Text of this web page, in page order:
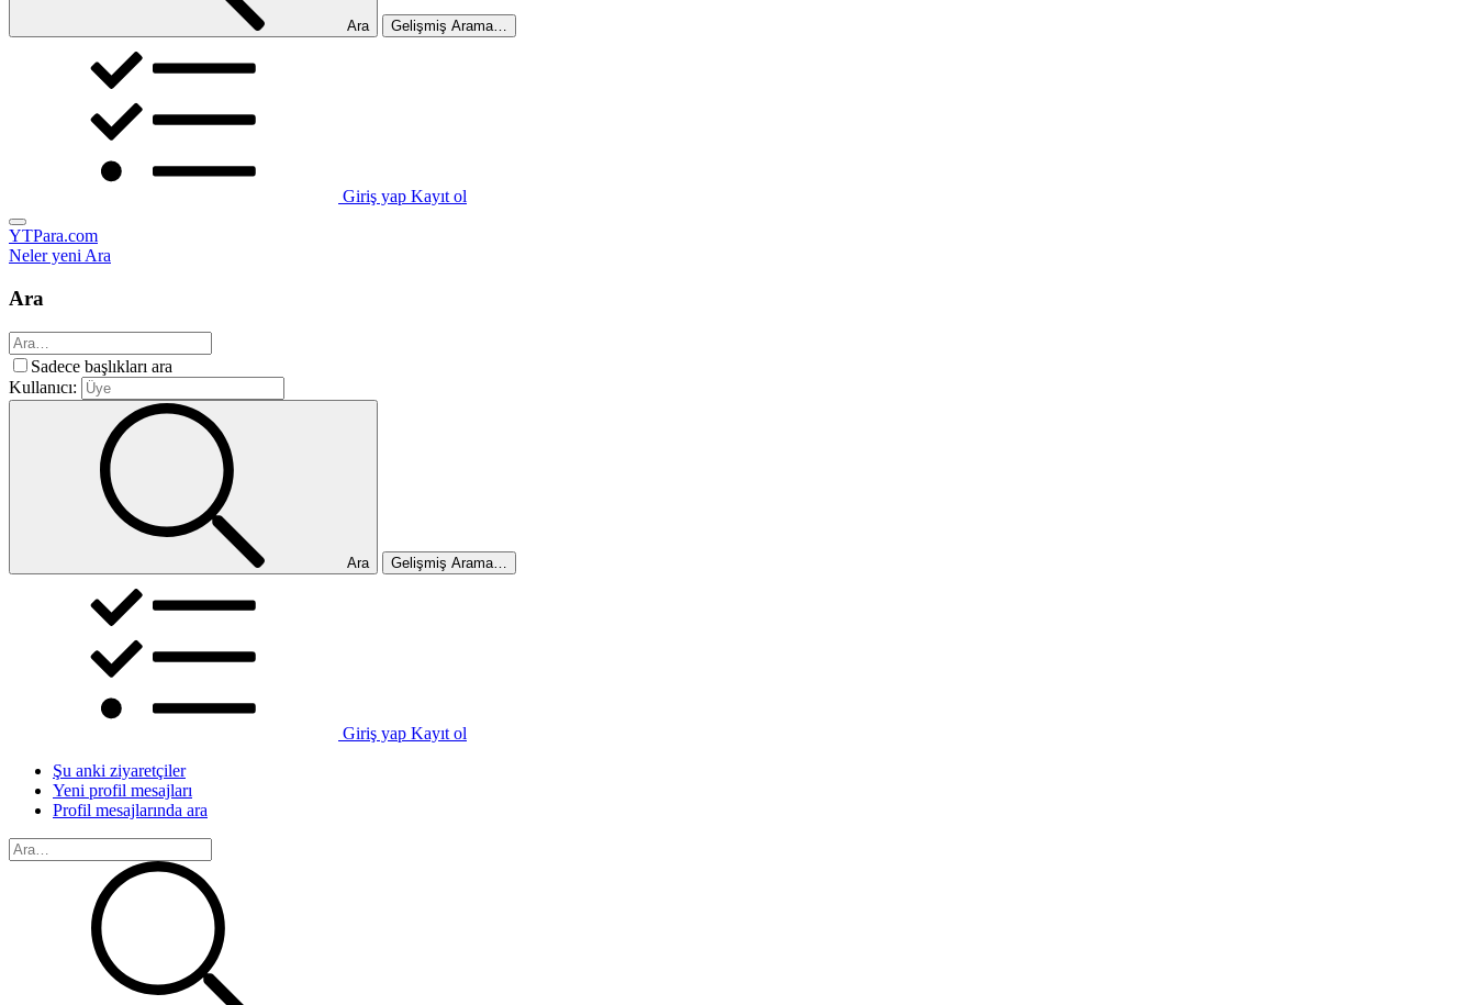
Ara Gelişmiş Arama…
Giriş yap Kayıt ol
YTPara.com
Neler yeniAra
Ara
Sadece başlıkları ara
Kullanıcı:
Ara Gelişmiş Arama…
Giriş yap Kayıt ol
Şu anki ziyaretçiler
Yeni profil mesajları
Profil mesajlarında ara